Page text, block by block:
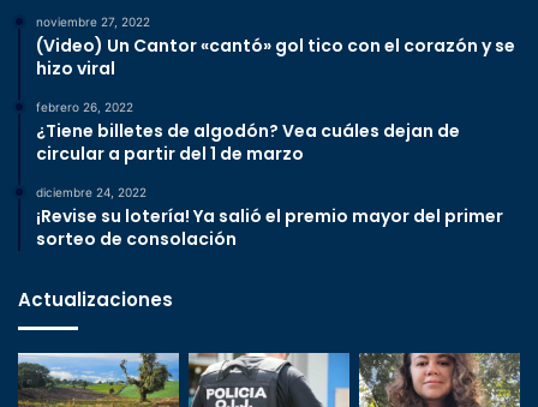
noviembre 27, 2022
(Video) Un Cantor «cantó» gol tico con el corazón y se
hizo viral
febrero 26, 2022
¿Tiene billetes de algodón? Vea cuáles dejan de
circular a partir del 1 de marzo
diciembre 24, 2022
¡Revise su lotería! Ya salió el premio mayor del primer
sorteo de consolación
Actualizaciones